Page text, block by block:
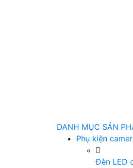
DANH MỤC SẢN
Phụ kiện
Đèn LED